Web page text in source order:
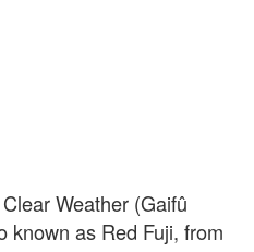
Weather (Gaifû
known as Red Fuji, from